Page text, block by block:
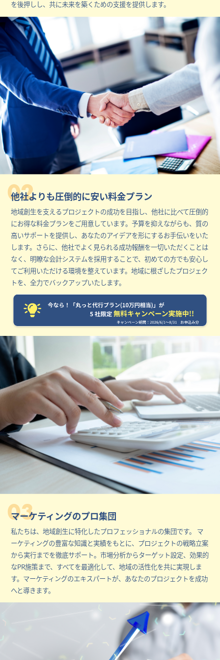
を後押しし、共に未来を築くための支援を提供します。
02
他社よりも圧倒的に安い料金プラン
地域創生を支えるプロジェクトの成功を目指し、他社に比べて圧倒的
にお得な料金プランをご用意しています。予算を抑えながらも、質の
高いサポートを提供し、あなたのアイデアを形にするお手伝いをいた
します。さらに、他社でよく見られる成功報酬を一切いただくことは
なく、明瞭な会計システムを採用することで、初めての方でも安心し
てご利用いただける環境を整えています。地域に根ざしたプロジェク
トを、全力でバックアップいたします。
03
マーケティングのプロ集団
私たちは、地域創生に特化したプロフェッショナルの集団です。 マ
ーケティングの豊富な知識と実績をもとに、プロジェクトの戦略立案
から実行までを徹底サポート。市場分析からターゲット設定、効果的
なPR施策まで、すべてを最適化して、地域の活性化を共に実現しま
す。マーケティングのエキスパートが、あなたのプロジェクトを成功
へと導きます。